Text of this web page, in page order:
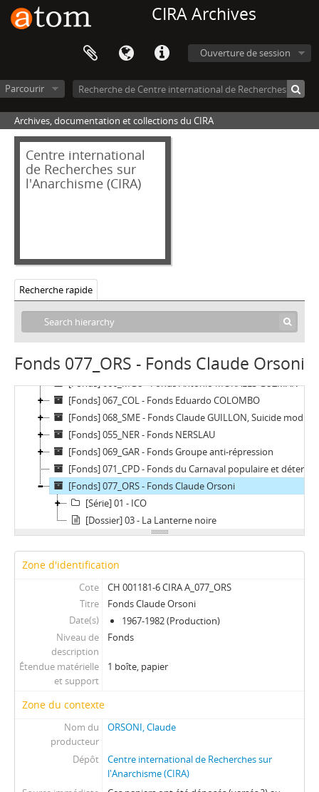
CIRA Archives
Ouverture de session
Parcourir
Archives, documentation et collections du CIRA
Centre international
de Recherches sur
l'Anarchisme (CIRA)
Recherche rapide
Fonds 077_ORS - Fonds Claude Orsoni
[Fonds] 032_WES - Fonds Jeremy WESTALL
[Fonds] 033_CRIFA - Fonds Commission de relations de l'Internationale des fédérations anarchistes
[Fonds] 036_CAN - Fonds Claude (Claudio) CANTINI
[Fonds] 039_ANV - Fonds Anarchisme et non-violence
[Fonds] 040_DUV - Fonds Clément DUVAL
[Fonds] 041_FER - Fonds Pietro FERRUA
[Fonds] 046_AMI - Fonds Alfred AMIGUET
[Fonds] 047_DOI - Fonds Tassé DOITCHINOV
[Fonds] 050_GAL - Fonds Vicente GALINDO (Fontaura)
[Fonds] 052_GARI - Fonds GARI
[Fonds] 058_GRA - Fonds Groupe Ravachol
[Fonds] 059_GRE - Fonds Groupe du Réveil
[Fonds] 060_AAHR - Fonds Association des amis de Henri Roorda
[Fonds] 061_FRO - Fonds Michel FROIDEVAUX
[Fonds] 062_PAZ - Fonds Abel PAZ
[Fonds] 065_AIT - Association Internationale des Travailleurs (AIT)
[Fonds] 066_MGU - Fonds Antonio MORALES GUZMAN
[Fonds] 067_COL - Fonds Eduardo COLOMBO
[Fonds] 068_SME - Fonds Claude GUILLON, Suicide mode d'emploi
[Fonds] 055_NER - Fonds NERSLAU
[Fonds] 069_GAR - Fonds Groupe anti-répression
[Fonds] 071_CPD - Fonds du Carnaval populaire et déter
[Fonds] 077_ORS - Fonds Claude Orsoni
[Série] 01 - ICO
[Dossier] 03 - La Lanterne noire
Zone d'identification
Cote
CH 001181-6 CIRA A_077_ORS
Titre
Fonds Claude Orsoni
Date(s)
1967-1982 (Production)
Niveau de
description
Fonds
Étendue matérielle
et support
1 boîte, papier
Zone du contexte
Nom du
producteur
ORSONI, Claude
Dépôt
Centre international de Recherches sur
l'Anarchisme (CIRA)